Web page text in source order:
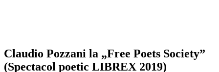
Claudio Pozzani la „Free Poets Society”
(Spectacol poetic LIBREX 2019)